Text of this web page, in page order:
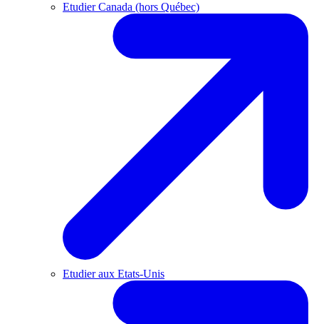
Etudier Canada (hors Québec)
Etudier aux Etats-Unis